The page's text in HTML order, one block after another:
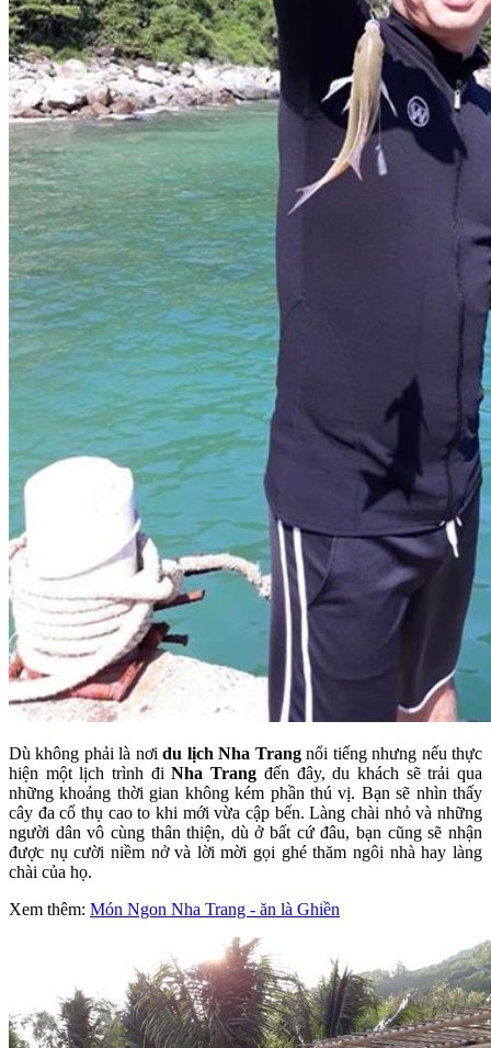
Dù không phải là nơidu lịch Nha Trangnổi tiếng nhưng nếu thực
hiện một lịch trình điNha Trang đến đây, du khách sẽ trải qua
những khoảng thời gian không kém phần thú vị. Bạn sẽ nhìn thấy
cây đa cổ thụ cao to khi mới vừa cập bến. Làng chài nhỏ và những
người dân vô cùng thân thiện, dù ở bất cứ đâu, bạn cũng sẽ nhận
được nụ cười niềm nở và lời mời gọi ghé thăm ngôi nhà hay làng
chài của họ.
Xem thêm: Món Ngon Nha Trang - ăn là Ghiền